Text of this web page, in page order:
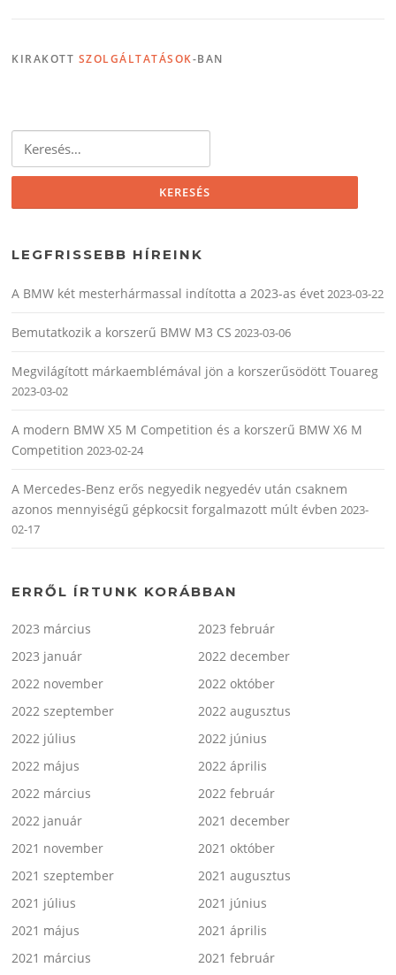
KIRAKOTT SZOLGÁLTATÁSOK-BAN
LEGFRISSEBB HÍREINK
A BMW két mesterhármassal indította a 2023-as évet2023-03-22
Bemutatkozik a korszerű BMW M3 CS 2023-03-06
Megvilágított márkaemblémával jön a korszerűsödött Touareg
2023-03-02
A modern BMW X5 M Competition és a korszerű BMW X6 M
Competition 2023-02-24
A Mercedes-Benz erős negyedik negyedév után csaknem
azonos mennyiségű gépkocsit forgalmazott múlt évben 2023-
02-17
ERRŐL ÍRTUNK KORÁBBAN
2023 március
2023 február
2023 január
2022 december
2022 november
2022 október
2022 szeptember
2022 augusztus
2022 július
2022 június
2022 május
2022 április
2022 március
2022 február
2022 január
2021 december
2021 november
2021 október
2021 szeptember
2021 augusztus
2021 július
2021 június
2021 május
2021 április
2021 március
2021 február